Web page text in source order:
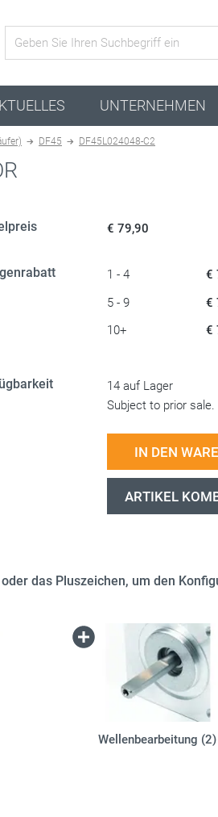
UNTERNEHMEN
DF45 DF45L024048-C2
€ 79,90
1 - 4
€
5 - 9
€
10+
€
14 auf Lager
Subject to prior sale.
IN DEN
ARTIKEL
das Pluszeichen, um den
Wellenbearbeitung (2)